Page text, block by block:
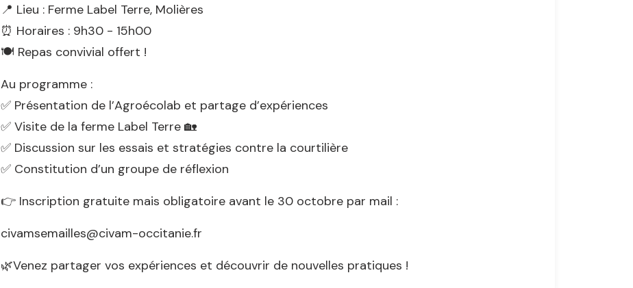
📍 Lieu : Ferme Label Terre, Molières
⏰ Horaires : 9h30 - 15h00
🍽️ Repas convivial offert !
Au programme :
✅ Présentation de l’Agroécolab et partage d’expériences
✅ Visite de la ferme Label Terre 🏡
✅ Discussion sur les essais et stratégies contre la courtilière
✅ Constitution d’un groupe de réflexion
👉 Inscription gratuite mais obligatoire avant le 30 octobre par mail :
civamsemailles@civam-occitanie.fr
🌿Venez partager vos expériences et découvrir de nouvelles pratiques !